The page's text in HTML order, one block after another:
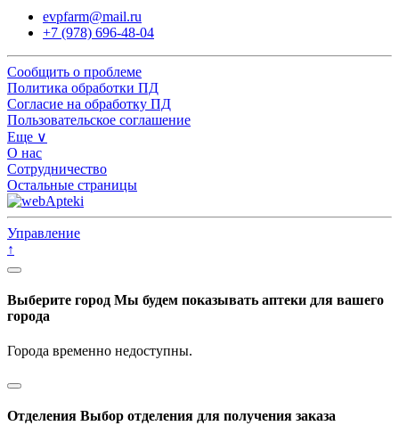
evpfarm@mail.ru
+7 (978) 696-48-04
Сообщить о проблеме
Политика обработки ПД
Согласие на обработку ПД
Пользовательское соглашение
Еще ∨
О нас
Сотрудничество
Остальные страницы
Управление
↑
Выберите город Мы будем показывать аптеки для вашего
города
Города временно недоступны.
Отделения Выбор отделения для получения заказа